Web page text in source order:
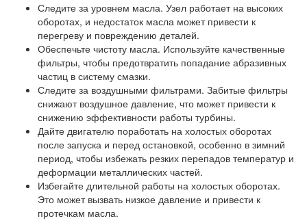
Следите за уровнем масла. Узел работает на высоких
оборотах, и недостаток масла может привести к
перегреву и повреждению деталей.
Обеспечьте чистоту масла. Используйте качественные
фильтры, чтобы предотвратить попадание абразивных
частиц в систему смазки.
Следите за воздушными фильтрами. Забитые фильтры
снижают воздушное давление, что может привести к
снижению эффективности работы турбины.
Дайте двигателю поработать на холостых оборотах
после запуска и перед остановкой, особенно в зимний
период, чтобы избежать резких перепадов температур и
деформации металлических частей.
Избегайте длительной работы на холостых оборотах.
Это может вызвать низкое давление и привести к
протечкам масла.